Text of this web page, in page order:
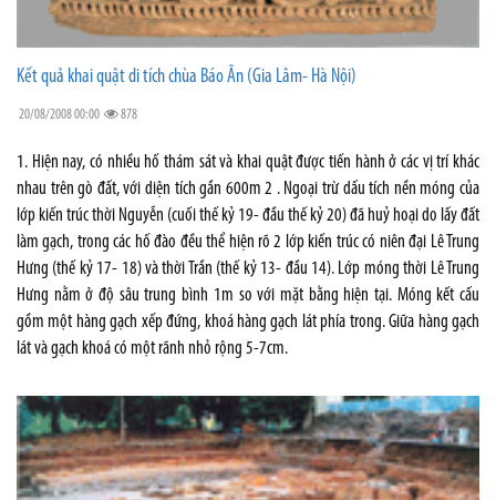
Kết quả khai quật di tích chùa Báo Ân (Gia Lâm- Hà Nội)
20/08/2008 00:00 878
1. Hiện nay, có nhiều hố thám sát và khai quật được tiến hành ở các vị trí khác
nhau trên gò đất, với diện tích gần 600m 2 . Ngoại trừ dấu tích nền móng của
lớp kiến trúc thời Nguyễn (cuối thế kỷ 19- đầu thế kỷ 20) đã huỷ hoại do lấy đất
làm gạch, trong các hố đào đều thể hiện rõ 2 lớp kiến trúc có niên đại Lê Trung
Hưng (thế kỷ 17- 18) và thời Trần (thế kỷ 13- đầu 14). Lớp móng thời Lê Trung
Hưng nằm ở độ sâu trung bình 1m so với mặt bằng hiện tại. Móng kết cấu
gồm một hàng gạch xếp đứng, khoá hàng gạch lát phía trong. Giữa hàng gạch
lát và gạch khoá có một rãnh nhỏ rộng 5-7cm.